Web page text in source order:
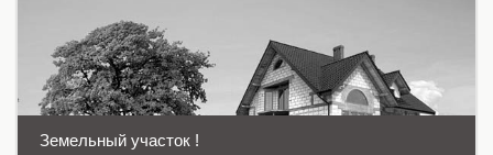
Земельный участок !